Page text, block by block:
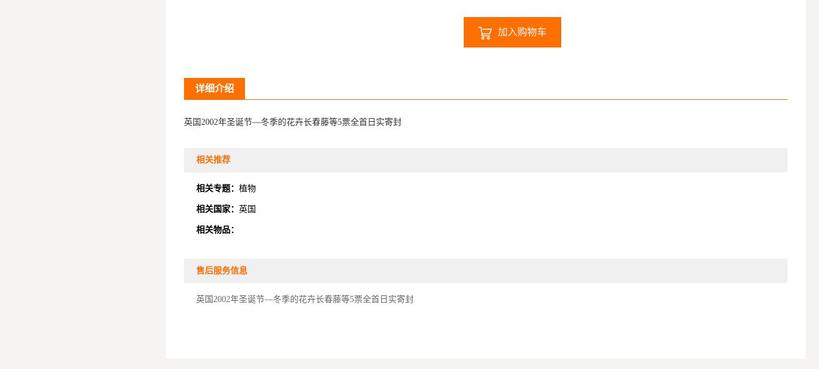
加入购物车
详细介绍
英国2002年圣诞节—冬季的花卉长春藤等5票全首日实寄封
相关推荐
相关专题： 植物
相关国家： 英国
相关物品：
售后服务信息
英国2002年圣诞节—冬季的花卉长春藤等5票全首日实寄封